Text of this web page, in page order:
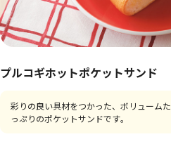
プルコギホットポケットサンド
彩りの良い具材をつかった、ボリュームた
っぷりのポケットサンドです。